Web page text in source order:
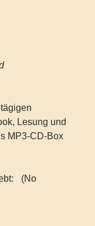
Lesung und
MP3-CD-Box
(No